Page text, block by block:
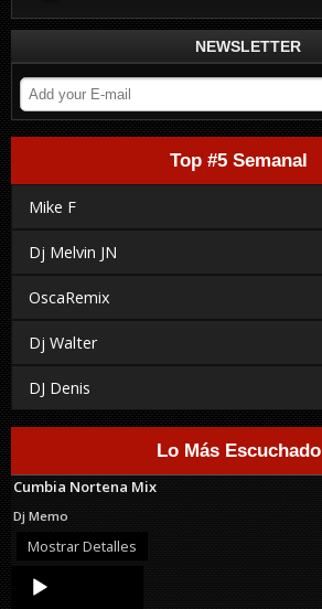
NEWSLETTER
Top #5 Semanal
Mike F
Dj Melvin JN
OscaRemix
Dj Walter
DJ Denis
Lo Más Escuchado
Cumbia Nortena Mix
Dj Memo
Mostrar Detalles
Audio
Player